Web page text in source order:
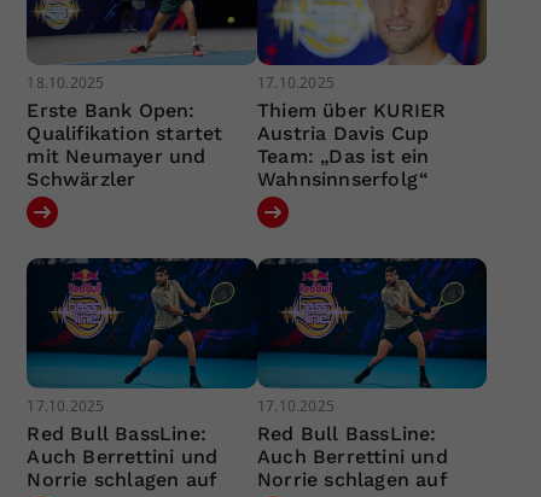
18.10.2025
Erste Bank Open:
Qualifikation startet
mit Neumayer und
Schwärzler
17.10.2025
Thiem über KURIER
Austria Davis Cup
Team: „Das ist ein
Wahnsinnserfolg“
17.10.2025
Red Bull BassLine:
Auch Berrettini und
Norrie schlagen auf
17.10.2025
Red Bull BassLine:
Auch Berrettini und
Norrie schlagen auf